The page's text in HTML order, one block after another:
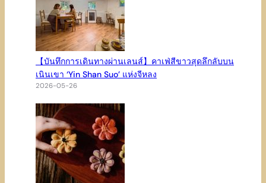
【บันทึกการเดินทางผ่านเลนส์】คาเฟ่สีขาวสุดลึกลับบน
เนินเขา ‘Yin Shan Suo’ แห่งจีหลง
2026-05-26